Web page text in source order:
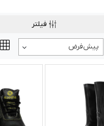
فیلتر
پیش‌فرض